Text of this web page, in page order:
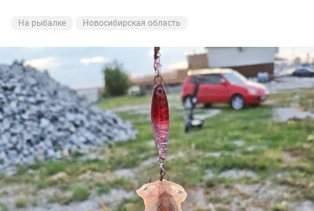
На рыбалке Новосибирская область